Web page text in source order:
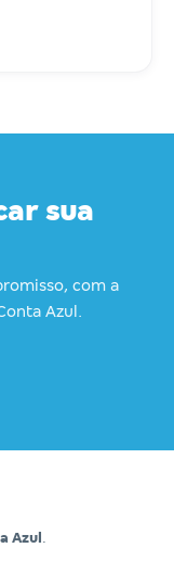
sua
com a
Azul.
Azul